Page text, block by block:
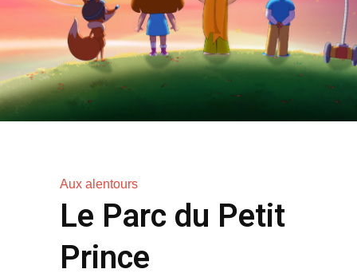
Aux alentours
Le Parc du Petit
Prince